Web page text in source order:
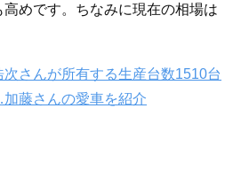
めです。ちなみに現在の相場は
さんが所有する生産台数1510台
藤さんの愛車を紹介